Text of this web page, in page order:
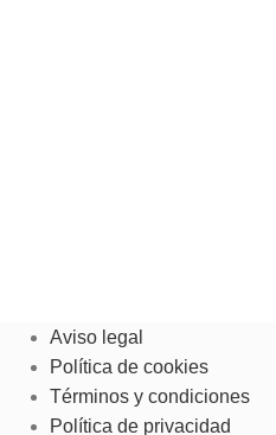
Aviso legal
Política de cookies
Términos y condiciones
Política de privacidad